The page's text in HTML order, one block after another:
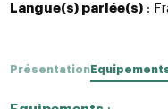
Langue(s) parlée(s):
Présentation